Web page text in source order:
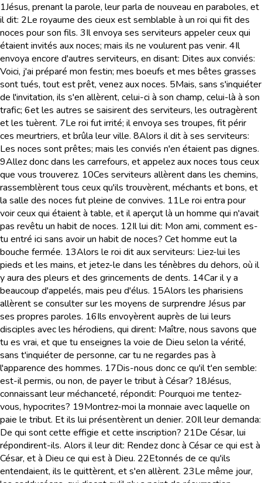
1Jésus, prenant la parole, leur parla de nouveau en paraboles, et
il dit: 2Le royaume des cieux est semblable à un roi qui fit des
noces pour son fils. 3Il envoya ses serviteurs appeler ceux qui
étaient invités aux noces; mais ils ne voulurent pas venir. 4Il
envoya encore d'autres serviteurs, en disant: Dites aux conviés:
Voici, j'ai préparé mon festin; mes boeufs et mes bêtes grasses
sont tués, tout est prêt, venez aux noces. 5Mais, sans s'inquiéter
de l'invitation, ils s'en allèrent, celui-ci à son champ, celui-là à son
trafic; 6et les autres se saisirent des serviteurs, les outragèrent
et les tuèrent. 7Le roi fut irrité; il envoya ses troupes, fit périr
ces meurtriers, et brûla leur ville. 8Alors il dit à ses serviteurs:
Les noces sont prêtes; mais les conviés n'en étaient pas dignes.
9Allez donc dans les carrefours, et appelez aux noces tous ceux
que vous trouverez. 10Ces serviteurs allèrent dans les chemins,
rassemblèrent tous ceux qu'ils trouvèrent, méchants et bons, et
la salle des noces fut pleine de convives. 11Le roi entra pour
voir ceux qui étaient à table, et il aperçut là un homme qui n'avait
pas revêtu un habit de noces. 12Il lui dit: Mon ami, comment es-
tu entré ici sans avoir un habit de noces? Cet homme eut la
bouche fermée. 13Alors le roi dit aux serviteurs: Liez-lui les
pieds et les mains, et jetez-le dans les ténèbres du dehors, où il
y aura des pleurs et des grincements de dents. 14Car il y a
beaucoup d'appelés, mais peu d'élus. 15Alors les pharisiens
allèrent se consulter sur les moyens de surprendre Jésus par
ses propres paroles. 16Ils envoyèrent auprès de lui leurs
disciples avec les hérodiens, qui dirent: Maître, nous savons que
tu es vrai, et que tu enseignes la voie de Dieu selon la vérité,
sans t'inquiéter de personne, car tu ne regardes pas à
l'apparence des hommes. 17Dis-nous donc ce qu'il t'en semble:
est-il permis, ou non, de payer le tribut à César? 18Jésus,
connaissant leur méchanceté, répondit: Pourquoi me tentez-
vous, hypocrites? 19Montrez-moi la monnaie avec laquelle on
paie le tribut. Et ils lui présentèrent un denier. 20Il leur demanda:
De qui sont cette effigie et cette inscription? 21De César, lui
répondirent-ils. Alors il leur dit: Rendez donc à César ce qui est à
César, et à Dieu ce qui est à Dieu. 22Etonnés de ce qu'ils
entendaient, ils le quittèrent, et s'en allèrent. 23Le même jour,